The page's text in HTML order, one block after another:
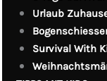
Urlaub
Survival With